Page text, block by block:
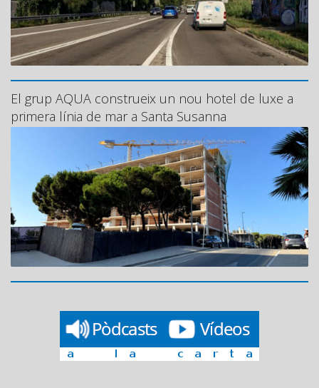
El grup AQUA construeix un nou hotel de luxe a
primera línia de mar a Santa Susanna